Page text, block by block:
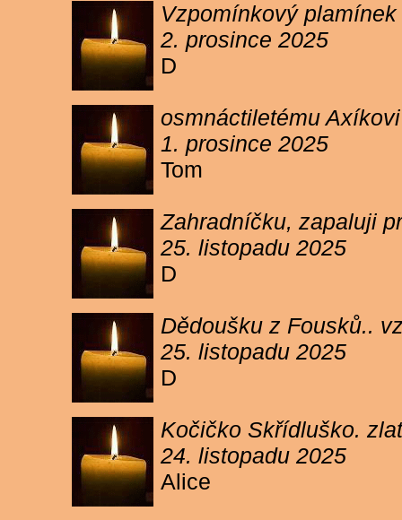
Vzpomínkový
2. prosince 2025
D
osmnáctiletému
1. prosince 2025
Tom
Zahradníčku, zapaluji
25. listopadu 2025
D
Dědoušku z Fousků..
25. listopadu 2025
D
Kočičko Skřídluško.
24. listopadu 2025
Alice